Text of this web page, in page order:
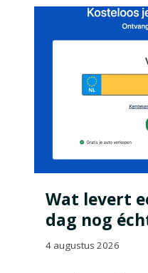
Wat levert
dag nog
4 augustus 2026